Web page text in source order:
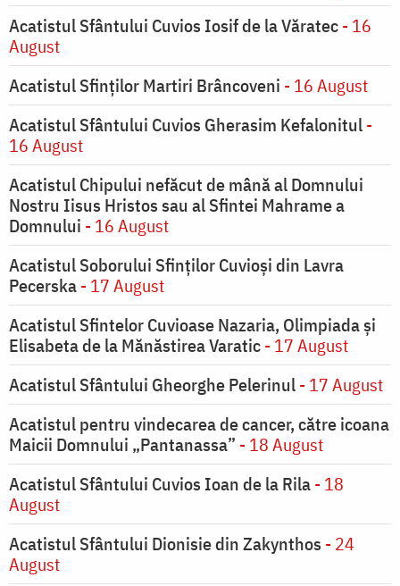
Acatistul Sfântului Cuvios Iosif de la Văratec- 16
August
Acatistul Sfinților Martiri Brâncoveni - 16 August
Acatistul Sfântului Cuvios Gherasim Kefalonitul-
16 August
Acatistul Chipului nefăcut de mână al Domnului
Nostru Iisus Hristos sau al Sfintei Mahrame a
Domnului - 16 August
Acatistul Soborului Sfinților Cuvioși din Lavra
Pecerska- 17 August
Acatistul Sfintelor Cuvioase Nazaria, Olimpiada și
Elisabeta de la Mănăstirea Varatic- 17 August
Acatistul Sfântului Gheorghe Pelerinul- 17 August
Acatistul pentru vindecarea de cancer, către icoana
Maicii Domnului „Pantanassa” - 18 August
Acatistul Sfântului Cuvios Ioan de la Rila- 18
August
Acatistul Sfântului Dionisie din Zakynthos - 24
August